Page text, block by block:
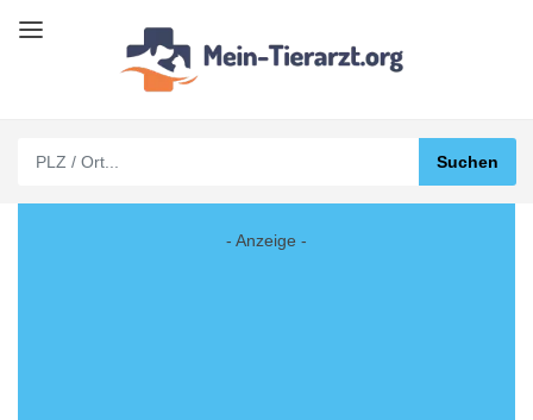
- Anzeige -